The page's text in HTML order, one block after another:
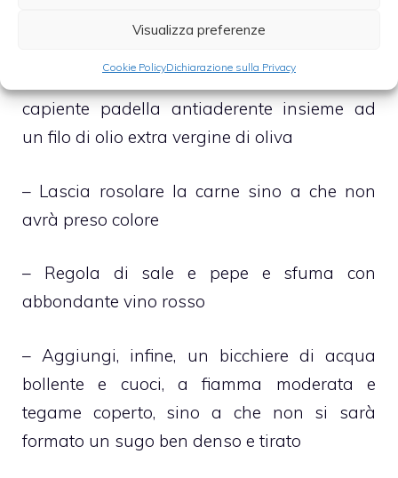
Visualizza preferenze
Cookie PolicyDichiarazione sulla Privacy
chiudile con abbondante spago per alimenti
– Versa gli involti di pollo, dunque, in una
capiente padella antiaderente insieme ad
un filo di olio extra vergine di oliva
– Lascia rosolare la carne sino a che non
avrà preso colore
– Regola di sale e pepe e sfuma con
abbondante vino rosso
– Aggiungi, infine, un bicchiere di acqua
bollente e cuoci, a fiamma moderata e
tegame coperto, sino a che non si sarà
formato un sugo ben denso e tirato